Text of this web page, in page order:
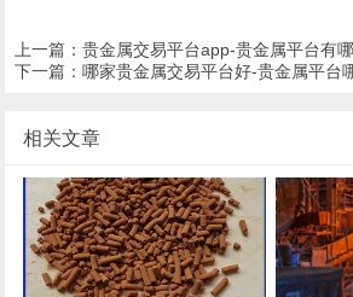
上一篇：贵金属交易平台app-贵金属平台有
下一篇：哪家贵金属交易平台好-贵金属平台
相关文章